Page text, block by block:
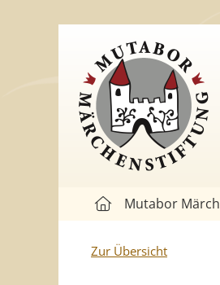
Mutabor
Zur Übersicht